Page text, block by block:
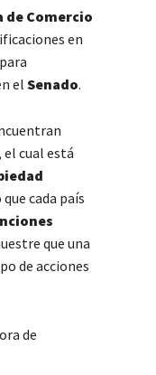
Comercio
en
el Senado.
el cual está
cada país
que una
de acciones
de